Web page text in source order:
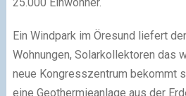
Ein Windpark im Öresund liefert
Wohnungen, Solarkollektoren das
neue Kongresszentrum bekommt
eine Geothermieanlage aus der